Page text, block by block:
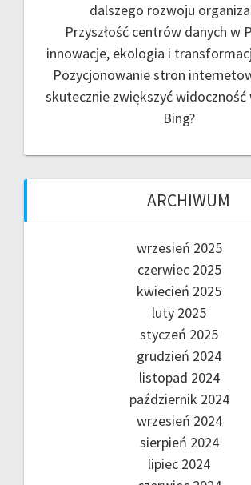
dalszego rozwoju
Przyszłość centrów danych w
innowacje, ekologia i
Pozycjonowanie stron
skutecznie zwiększyć widoczność
Bing?
ARCHIWUM
wrzesień 2025
czerwiec 2025
kwiecień 2025
luty 2025
styczeń 2025
grudzień 2024
listopad 2024
październik 2024
wrzesień 2024
sierpień 2024
lipiec 2024